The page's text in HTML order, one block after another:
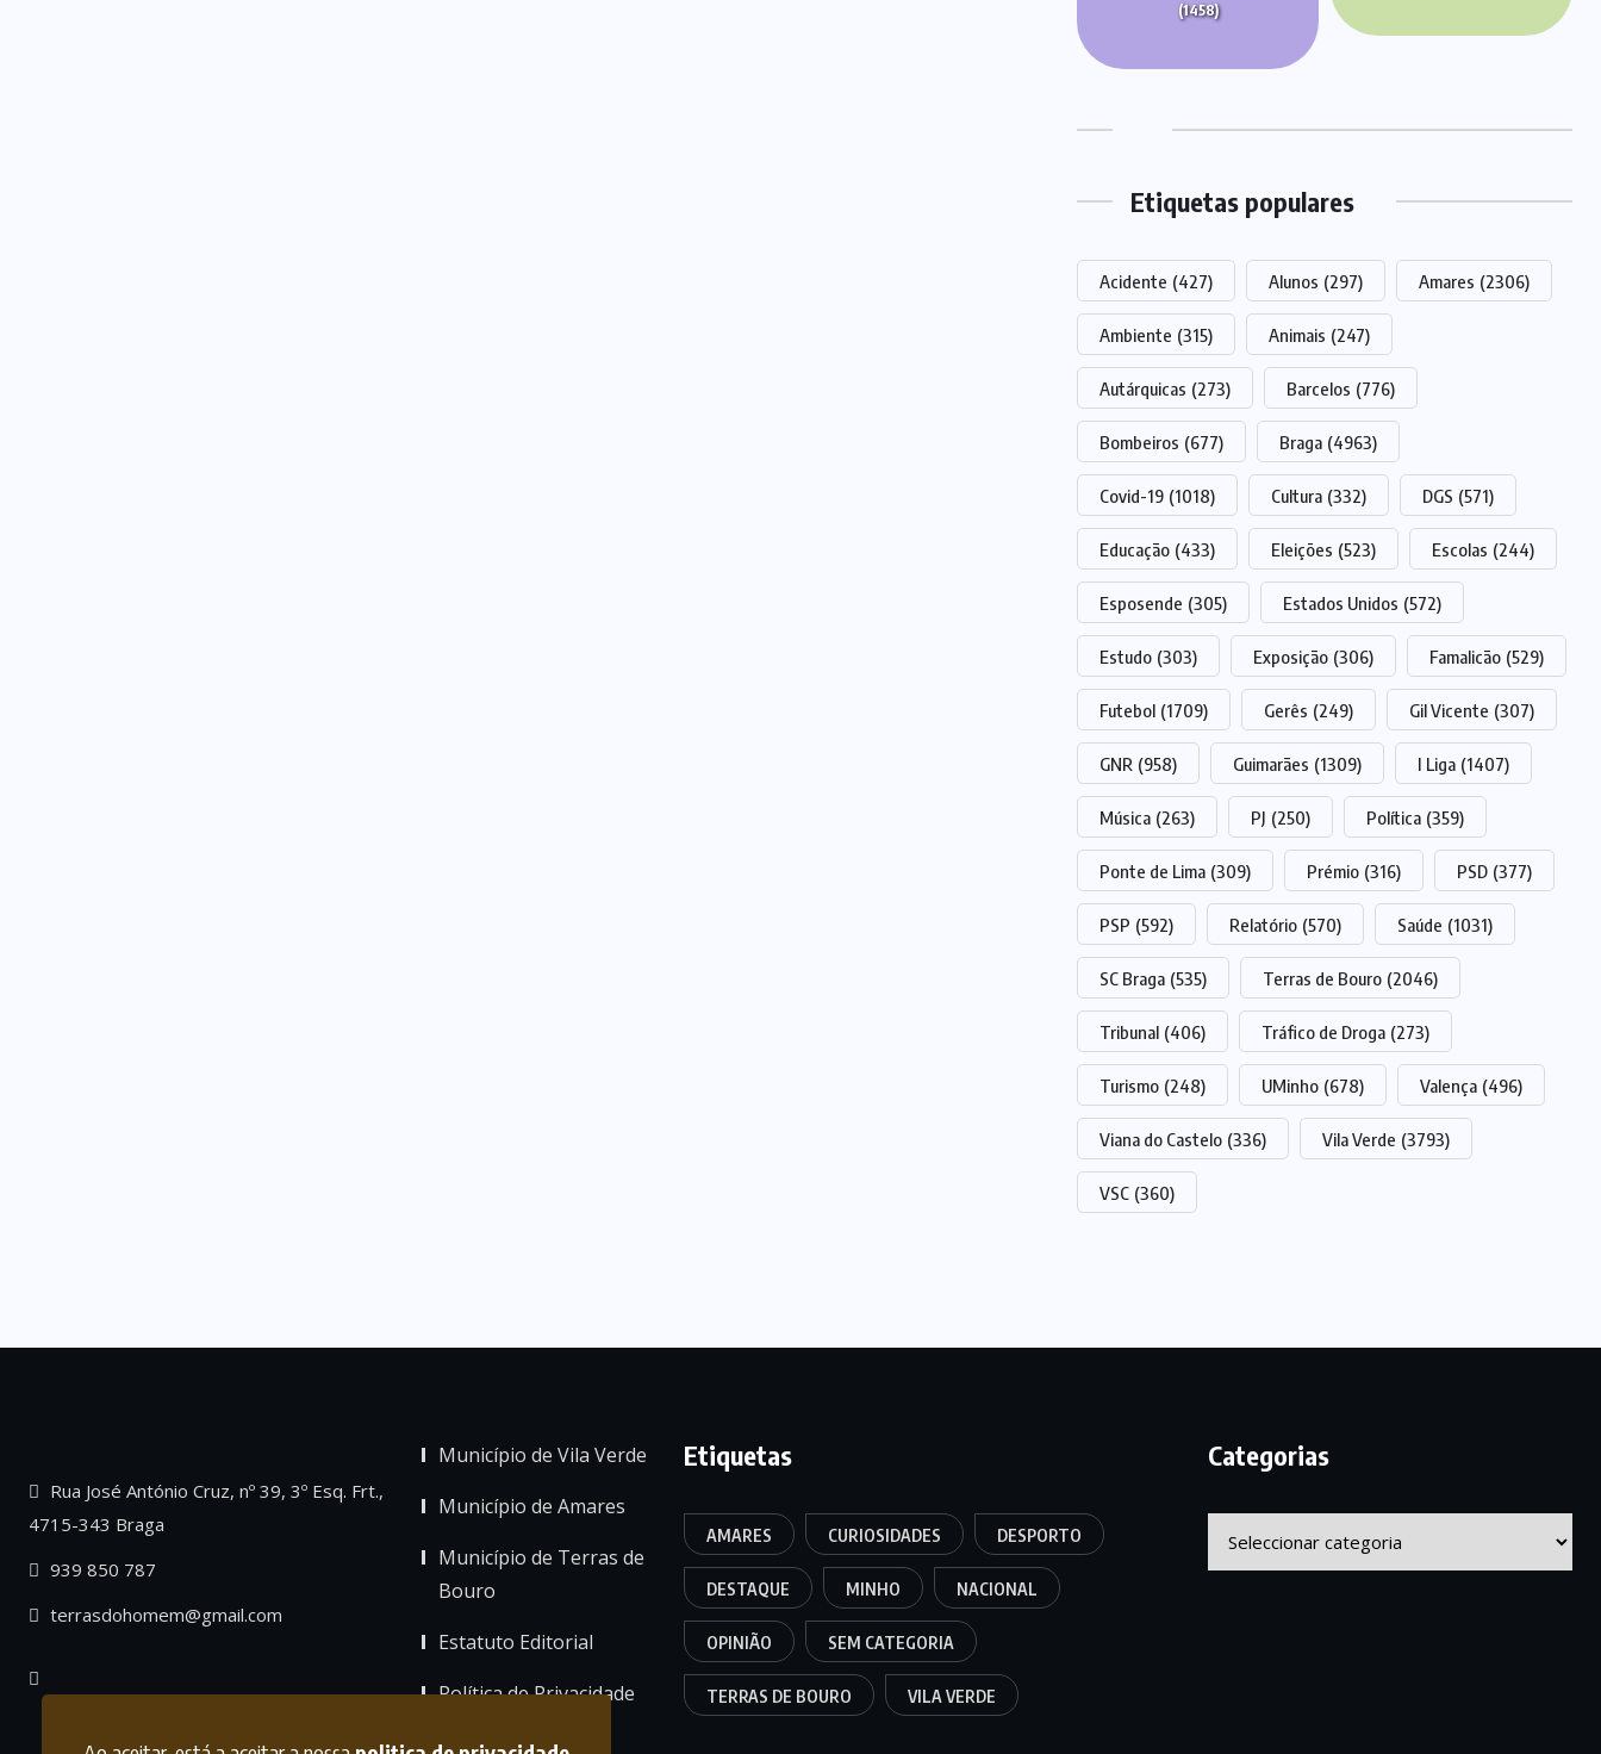
(1458)
Etiquetas populares
Acidente (427) Alunos (297) Amares (2306)
Ambiente (315) Animais (247)
Autárquicas (273) Barcelos (776)
Bombeiros (677) Braga (4963)
Covid-19 (1018) Cultura (332) DGS (571)
Educação (433) Eleições (523) Escolas (244)
Esposende (305) Estados Unidos (572)
Estudo (303) Exposição (306) Famalicão (529)
Futebol (1709) Gerês (249) Gil Vicente (307)
GNR (958) Guimarães (1309) I Liga (1407)
Música (263) PJ (250) Política (359)
Ponte de Lima (309) Prémio (316) PSD (377)
PSP (592) Relatório (570) Saúde (1031)
SC Braga (535) Terras de Bouro (2046)
Tribunal (406) Tráfico de Droga (273)
Turismo (248) UMinho (678) Valença (496)
Viana do Castelo (336) Vila Verde (3793)
VSC (360)
Rua José António Cruz, nº 39, 3º Esq. Frt.,
4715-343 Braga
939 850 787
terrasdohomem@gmail.com
Município de Vila Verde
Município de Amares
Município de Terras de
Bouro
Estatuto Editorial
Política de Privacidade
Etiquetas
AMARES CURIOSIDADES DESPORTO
DESTAQUE MINHO NACIONAL
OPINIÃO SEM CATEGORIA
TERRAS DE BOURO VILA VERDE
Categorias